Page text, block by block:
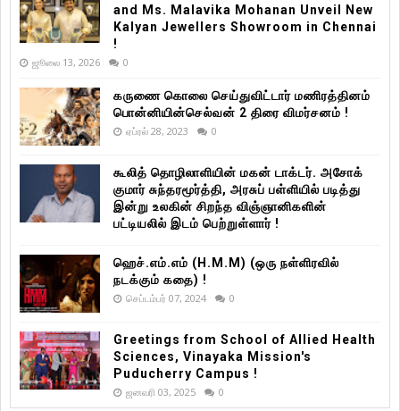
and Ms. Malavika Mohanan Unveil New
Kalyan Jewellers Showroom in Chennai
!
ஜூலை 13, 2026 0
கருணை கொலை செய்துவிட்டார் மணிரத்தினம்
பொன்னியின்செல்வன் 2 திரை விமர்சனம் !
ஏப்ரல் 28, 2023 0
கூலித் தொழிலாளியின் மகன் டாக்டர். அசோக்
குமார் சுந்தரமூர்த்தி, அரசுப் பள்ளியில் படித்து
இன்று உலகின் சிறந்த விஞ்ஞானிகளின்
பட்டியலில் இடம் பெற்றுள்ளார் !
ஹெச்.எம்.எம் (H.M.M) (ஒரு நள்ளிரவில்
நடக்கும் கதை) !
செப்டம்பர் 07, 2024 0
Greetings from School of Allied Health
Sciences, Vinayaka Mission's
Puducherry Campus !
ஜனவரி 03, 2025 0